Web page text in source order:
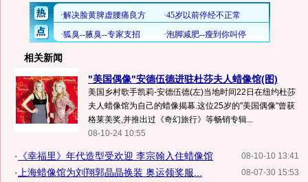
相关新闻
"美国偶像"安德伍德进驻杜莎夫人蜡像馆(图)
美国乡村歌手凯莉-安德伍德(左)当地时间22日在纽约杜莎
夫人蜡像馆为自己的蜡像揭幕.这位25岁的"美国偶像"曾获
格莱美奖,并推出过《奇幻旅行》等畅销专辑...
08-10-24 10:55
08-10-10 13:41
· 《幸福里》年代造型受欢迎 李宗翰入住蜡像馆
08-07-30 15:53
· 上海蜡像馆为刘翔郭晶晶换装 奥运领奖服...